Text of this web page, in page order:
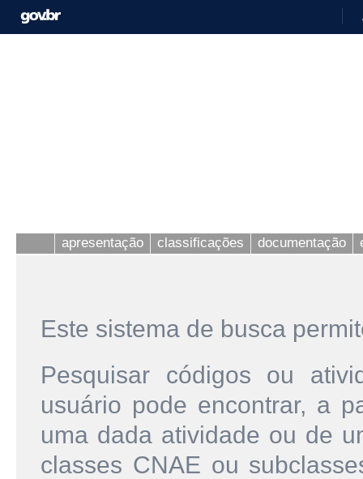
apresentação classificações documentação
Este sistema de busca
Pesquisar códigos ou
usuário pode encontrar, a
uma dada atividade ou de
classes CNAE ou